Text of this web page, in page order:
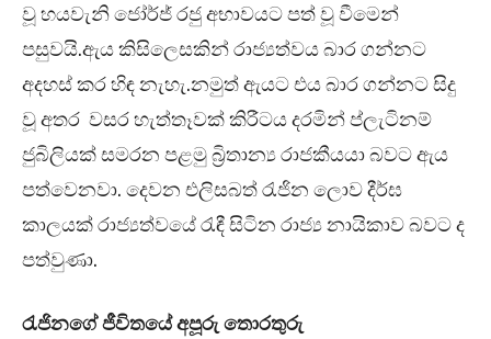
වූ හයවැනි ජෝර්ජ් රජු අභාවයට පත් වූ වීමෙන්
පසුවයි.ඇය කිසිලෙසකින් රාජ්‍යත්වය බාර ගන්නට
අදහස් කර හිඳ නැහැ.නමුත් ඇයට එය බාර ගන්නට සිදු
වූ අතර වසර හැත්තෑවක් කිරීටය දරමින් ප්ලැටිනම්
ජුබිලියක් සමරන පළමු බ්‍රිතාන්‍ය රාජකීයයා බවට ඇය
පත්වෙනවා. දෙවන එලිසබත් රැජින ලොව දීර්ඝ
කාලයක් රාජ්‍යත්වයේ රැඳී සිටින රාජ්‍ය නායිකාව බවට ද
පත්වුණා.
රැජිනගේ ජීවිතයේ අපූරු තොරතුරු